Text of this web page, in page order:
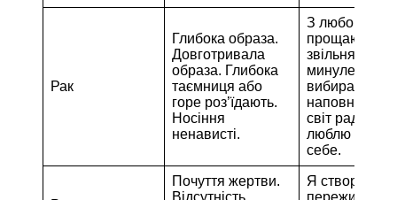
Рак
Глибока образа.
Довготривала
образа. Глибока
таємниця або
горе роз’їдають.
Носіння
ненависті.
З любов’ю я
прощаю і
звільняю все
минуле. Я
вибираю
наповнити
світ радістю.
люблю і
себе.
Почуття жертви.
Відсутність
Я створюю